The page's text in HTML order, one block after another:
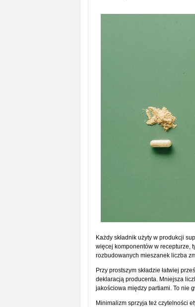
Każdy składnik użyty w produkcji
więcej komponentów w recepturze,
rozbudowanych mieszanek liczba
Przy prostszym składzie łatwiej
deklaracją producenta. Mniejsza
jakościowa między partiami. To nie
Minimalizm sprzyja też czytelności